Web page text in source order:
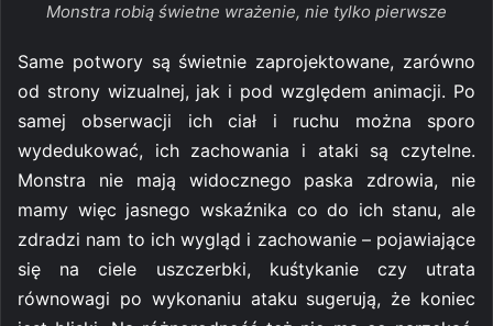
Monstra robią świetne wrażenie, nie tylko pierwsze
Same potwory są świetnie zaprojektowane, zarówno
od strony wizualnej, jak i pod względem animacji. Po
samej obserwacji ich ciał i ruchu można sporo
wydedukować, ich zachowania i ataki są czytelne.
Monstra nie mają widocznego paska zdrowia, nie
mamy więc jasnego wskaźnika co do ich stanu, ale
zdradzi nam to ich wygląd i zachowanie – pojawiające
się na ciele uszczerbki, kuśtykanie czy utrata
równowagi po wykonaniu ataku sugerują, że koniec